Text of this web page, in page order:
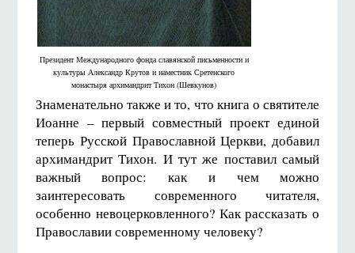
Президент Международного фонда славянской письменности и
культуры Александр Крутов и наместник Сретенского
монастыря архимандрит Тихон (Шевкунов)
Знаменательно также и то, что книга о святителе
Иоанне – первый совместный проект единой
теперь Русской Православной Церкви, добавил
архимандрит Тихон. И тут же поставил самый
важный вопрос: как и чем можно
заинтересовать современного читателя,
особенно невоцерковленного? Как рассказать о
Православии современному человеку?